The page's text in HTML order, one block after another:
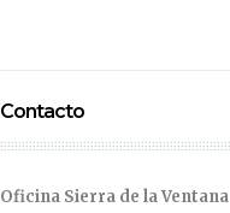
Contacto
Oficina Sierra de la Ventana